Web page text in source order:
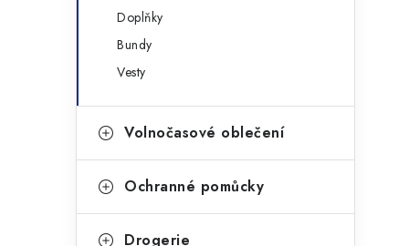
Doplňky
Bundy
Vesty
Volnočasové oblečení
Ochranné pomůcky
Drogerie